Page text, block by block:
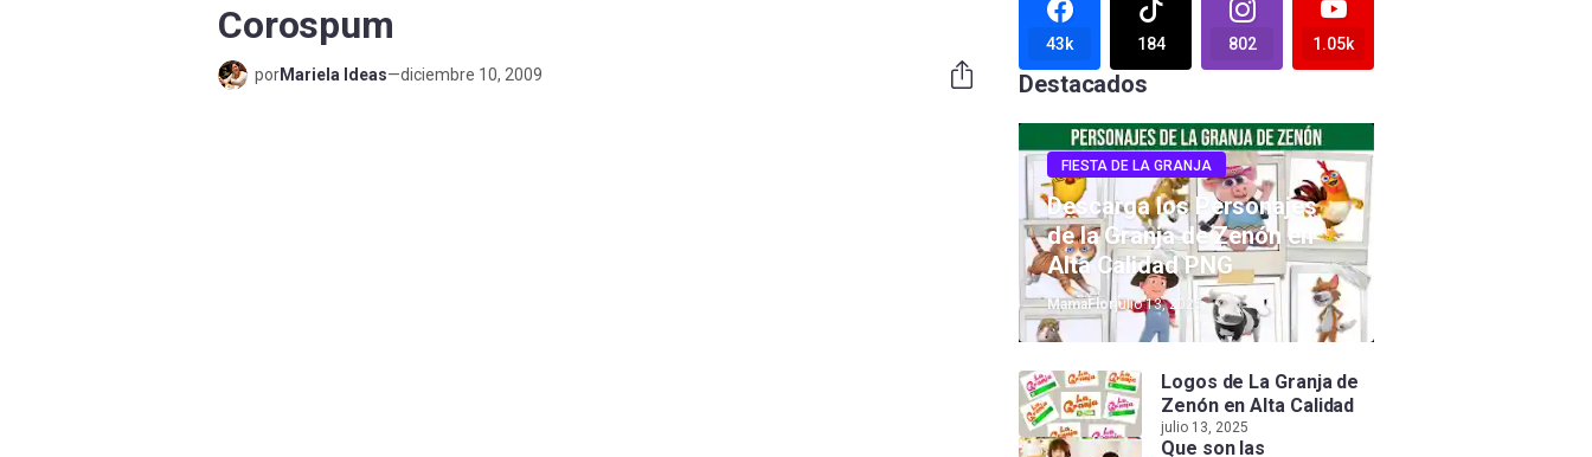
Corospum
porMariela Ideas—diciembre 10, 2009
43k 184 802 1.05k
Destacados
FIESTA DE LA GRANJA
Descarga los Personajes
de la Granja de Zenón en
Alta Calidad PNG
MamaFlorjulio 13, 2025
Logos de La Granja de
Zenón en Alta Calidad
julio 13, 2025
Que son las